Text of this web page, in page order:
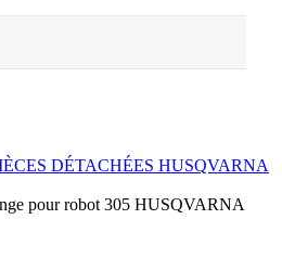
DÉTACHÉES HUSQVARNA
pour robot 305 HUSQVARNA